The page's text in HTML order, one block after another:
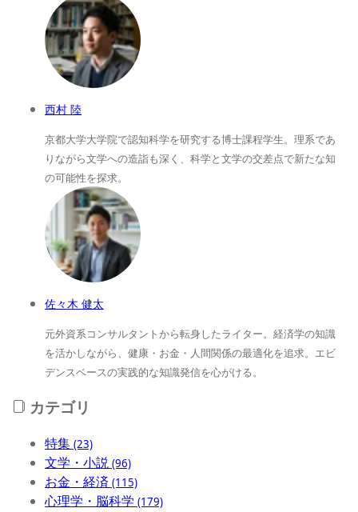
西村 陸
京都大学大学院で認知科学を研究する博士課程学生。理系であ
りながら文学への造詣も深く、科学と文学の交差点で新たな知
の可能性を探求。
佐々木 健太
元外資系コンサルタントから転身したライター。経済学の知識
を活かしながら、健康・お金・人間関係の最適化を追求。エビ
デンスベースの実践的な知識発信を心がける。
カテゴリ
特集 (23)
文学・小説 (96)
お金・経済 (115)
心理学・脳科学 (179)